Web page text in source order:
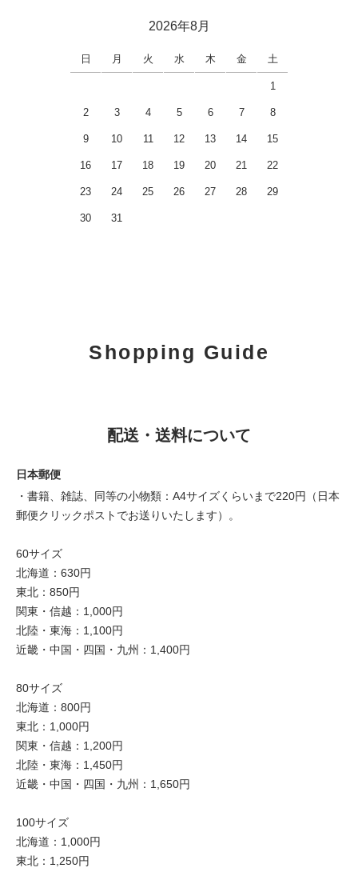
2026年8月
日 月 火 水 木 金 土
1
2 3 4 5 6 7 8
9 10 11 12 13 14 15
16 17 18 19 20 21 22
23 24 25 26 27 28 29
30 31
Shopping Guide
配送・送料について
日本郵便
・書籍、雑誌、同等の小物類：A4サイズくらいまで220円（日本
郵便クリックポストでお送りいたします）。
60サイズ
北海道：630円
東北：850円
関東・信越：1,000円
北陸・東海：1,100円
近畿・中国・四国・九州：1,400円
80サイズ
北海道：800円
東北：1,000円
関東・信越：1,200円
北陸・東海：1,450円
近畿・中国・四国・九州：1,650円
100サイズ
北海道：1,000円
東北：1,250円